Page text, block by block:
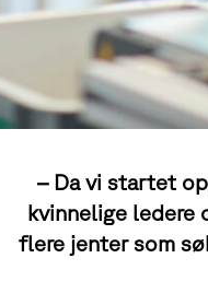
– Da vi startet
kvinnelige ledere
flere jenter som